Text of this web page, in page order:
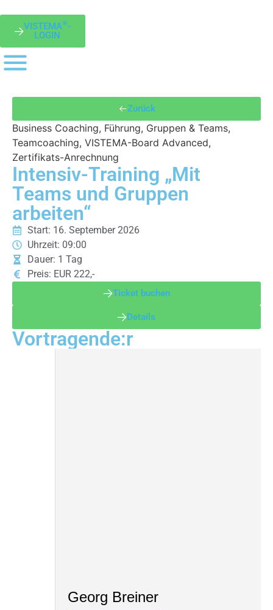
VISTEMA®-
LOGIN
Zurück
Business Coaching, Führung, Gruppen & Teams,
Teamcoaching, VISTEMA-Board Advanced,
Zertifikats-Anrechnung
Intensiv-Training „Mit
Teams und Gruppen
arbeiten“
Start: 16. September 2026
Uhrzeit: 09:00
Dauer: 1 Tag
Preis: EUR 222,-
Ticket buchen
Details
Vortragende:r
Georg Breiner